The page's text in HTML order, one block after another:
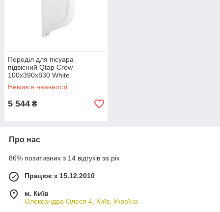
Переділ для пісуара
підвісний Qtap Crow
100x390x830 White
Немає в наявності
5 544 ₴
Про нас
86% позитивних з 14 відгуків за рік
Працює з 15.12.2010
м. Київ
Олександра Олеся 4, Київ, Україна